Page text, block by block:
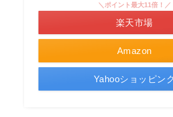
Amazon
＼ポイント最大11倍！／
楽天市場
Yahooショッピン